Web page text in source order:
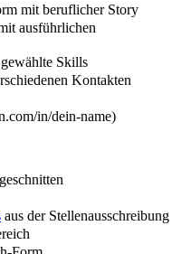
mit beruflicher Story
ausführlichen
Skills
Kontakten
in/dein-name)
aus der Stellenausschreibung